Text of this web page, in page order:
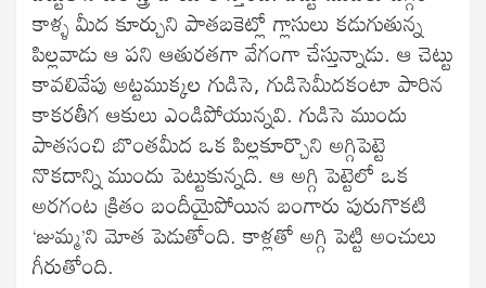
కాళ్ళ మీద కూర్చుని పాతబకెట్లో గ్లాసులు కడుగుతున్న
పిల్లవాడు ఆ పని ఆతురతగా వేగంగా చేస్తున్నాడు. ఆ చెట్టు
కావలివేపు అట్టముక్కల గుడిసె, గుడిసెమీదకంటా పారిన
కాకరతీగ ఆకులు ఎండిపోయున్నవి. గుడిసె ముందు
పాతసంచి బొంతమీద ఒక పిల్లకూర్చొని అగ్గిపెట్టె
నొకదాన్ని ముందు పెట్టుకున్నది. ఆ అగ్గి పెట్టెలో ఒక
అరగంట క్రితం బందీయైపోయిన బంగారు పురుగొకటి
‘జుమ్మ’ని మోత పెడుతోంది. కాళ్లతో అగ్గి పెట్టి అంచులు
గీరుతోంది.